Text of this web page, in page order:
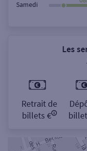
Samedi
Les
Retrait de
billets €